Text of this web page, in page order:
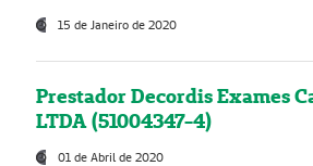
15 de Janeiro de 2020
Prestador Decordis Exames
LTDA (51004347-4)
01 de Abril de 2020